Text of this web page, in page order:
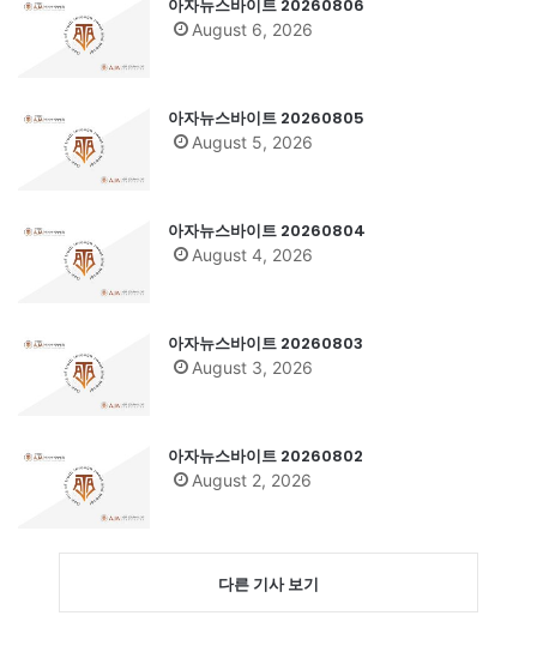
아자뉴스바이트 20260806
August 6, 2026
아자뉴스바이트 20260805
August 5, 2026
아자뉴스바이트 20260804
August 4, 2026
아자뉴스바이트 20260803
August 3, 2026
아자뉴스바이트 20260802
August 2, 2026
다른 기사 보기